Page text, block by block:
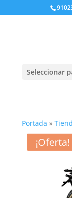
Seleccionar
Portada »
¡Oferta!